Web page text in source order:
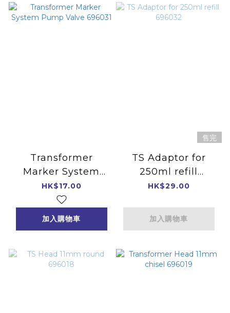
Transformer
Marker System
Pump Valve
696031
HK$17.00
加入購物車
售完
TS Adaptor for
250ml refill
696032
HK$29.00
加入購物車